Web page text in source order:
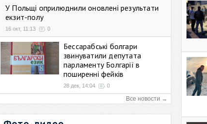
У Польщі оприлюднили оновлені результати
екзит-полу
16 окт, 11:13 0
Бессарабські болгари
звинуватили депутата
парламенту Болгарії в
поширенні фейків
28 дек, 14:04 0
Все новости →